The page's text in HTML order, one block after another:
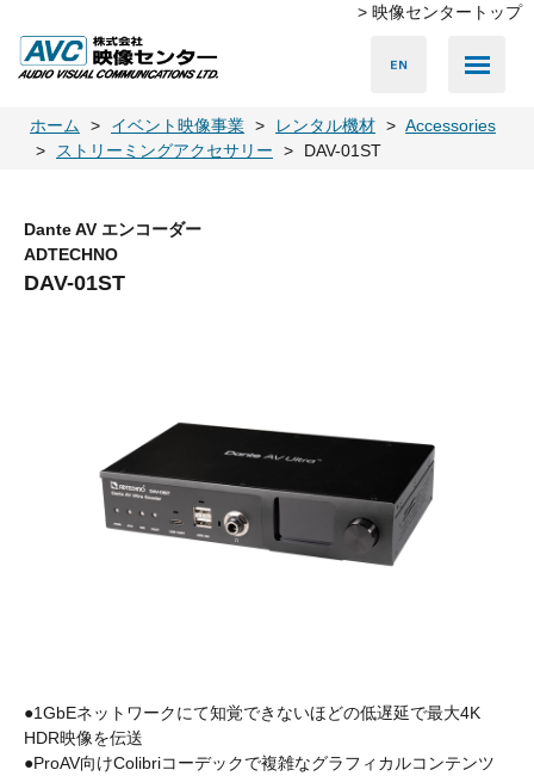
> 映像センタートップ
ホーム イベント映像事業 レンタル機材
Accessories
ストリーミングアクセサリー
DAV-01ST
Dante AV エンコーダー
ADTECHNO
DAV-01ST
●1GbEネットワークにて知覚できないほどの低遅延で最大4K
HDR映像を伝送
●ProAV向けColibriコーデックで複雑なグラフィカルコンテンツ